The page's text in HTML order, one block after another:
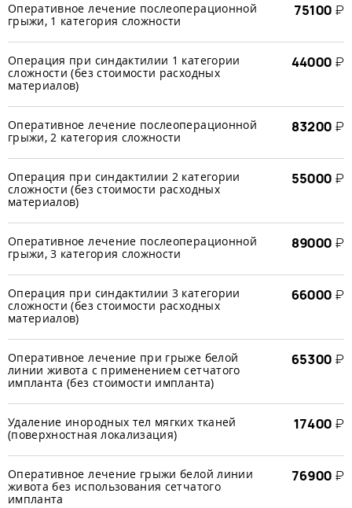
Оперативное лечение послеоперационной
грыжи, 1 категория сложности
75100 ₽
Операция при синдактилии 1 категории
сложности (без стоимости расходных
материалов)
44000 ₽
Оперативное лечение послеоперационной
грыжи, 2 категория сложности
83200 ₽
Операция при синдактилии 2 категории
сложности (без стоимости расходных
материалов)
55000 ₽
Оперативное лечение послеоперационной
грыжи, 3 категория сложности
89000 ₽
Операция при синдактилии 3 категории
сложности (без стоимости расходных
материалов)
66000 ₽
Оперативное лечение при грыже белой
линии живота с применением сетчатого
импланта (без стоимости импланта)
65300 ₽
Удаление инородных тел мягких тканей
(поверхностная локализация)
17400 ₽
Оперативное лечение грыжи белой линии
живота без использования сетчатого
импланта
76900 ₽